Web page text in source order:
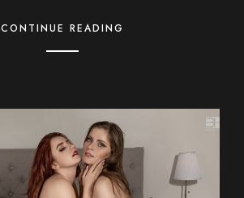
CONTINUE READING